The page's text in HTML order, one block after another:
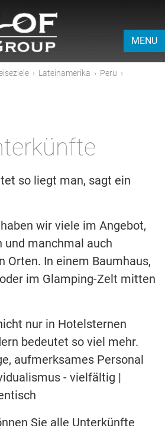
MENU
› Lateinamerika › Peru ›
so liegt man, sagt ein
wir viele im Angebot,
und manchmal auch
Orten. In einem Baumhaus,
im Glamping-Zelt mitten
nur in Hotelsternen
bedeutet so viel mehr.
aufmerksames Personal
- vielfältig |
Sie alle Unterkünfte